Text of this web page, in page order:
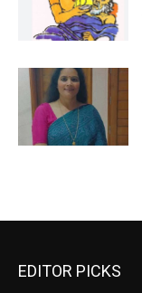
EDITOR PICKS